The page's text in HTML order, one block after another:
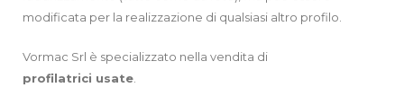
modificata per la realizzazione di qualsiasi altro profilo.
Vormac Srl è specializzato nella vendita di
profilatrici usate